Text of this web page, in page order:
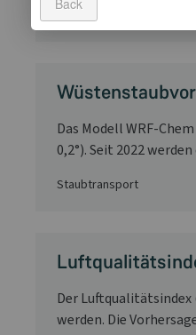
Wind, Niederschlag,
Das Modell WRF-
0,2°). Seit 2022
Staubtransport
Der Luftqualitätsindex
werden. Die